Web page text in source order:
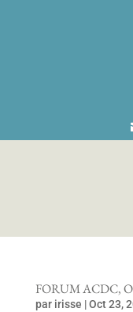
FORUM ACDC,
par irisse |Oct 23,